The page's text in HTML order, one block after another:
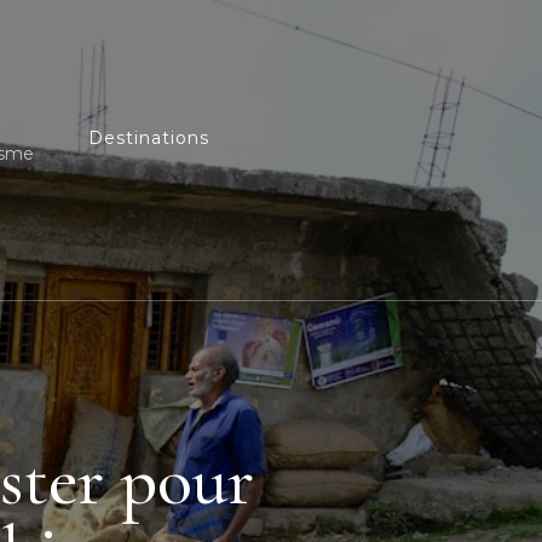
Destinations
pour